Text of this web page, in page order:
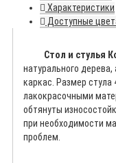
Характеристики
Доступные
Стол и стулья
натурального
каркас. Размер стула
лакокрасочными
обтянуты
при необходимости
проблем.